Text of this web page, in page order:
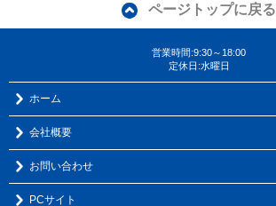
ページトップに戻る
営業時間:9:30～18:00
定休日:水曜日
ホーム
会社概要
お問い合わせ
PCサイト